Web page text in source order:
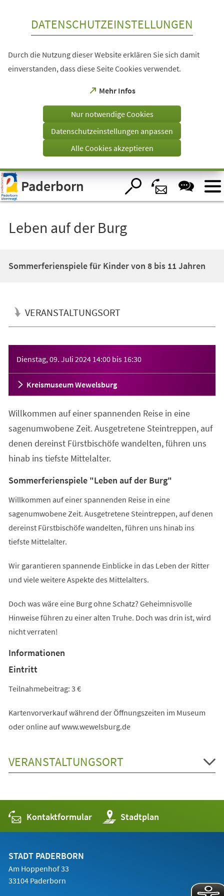
Visuelle
Assistenzsoftware
öffnen.
DATENSCHUTZEINSTELLUNGEN
Durch die Nutzung dieser Website erklären Sie sich damit
einverstanden, dass diese Seite Cookies verwendet.
Mehr Infos
(Öffnet
einem
Tab)
Nur notwendige Cookies
Datenschutzeinstellungen anpassen
Alle Cookies akzeptieren
Paderborn
Leben auf der Burg
Sommerferienspiele für Kinder von 8 bis 11 Jahren
VERANSTALTUNGSORT
Dienstag, 09. Juli 2024 14:00 bis 16:30
Kreismuseum Wewelsburg
Willkommen auf einer spannenden Reise in eine
sagenumwobene Zeit. Ausgetretene Steintreppen, auf
denen dereinst Fürstbischöfe wandelten, führen uns
hinab ins tiefste Mittelalter.
Sommerferienspiele "Leben auf der Burg"
Willkommen auf einer spannenden Reise in eine
sagenumwobene Zeit. Ausgetretene Steintreppen, auf denen
dereinst Fürstbischöfe wandelten, führen uns hinab ins
tiefste Mittelalter.
Wir garantieren spannende Einblicke in das Leben der Ritter
und viele weitere Aspekte des Mittelalters.
Doch was wäre eine Burg ohne Schatz? Geheimnisvolle
Hinweise führen zu einer alten Truhe. Doch was drin ist, wird
nicht verraten!
Informationen
Eintritt
Teilnahmebeitrag: 3 €
Kartenvorverkauf während der Öffnungszeiten im Museum
oder online auf www.wewelsburg.de
VERANSTALTUNGSORT
Kontaktformular Stadtplan
(Öffnet
in
einem
STADT PADERBORN
Am Hoppenhof 33
33104 Paderborn